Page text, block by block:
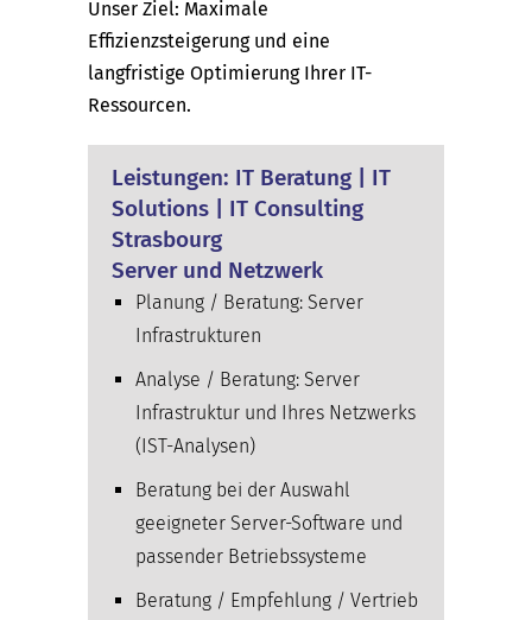
Unser Ziel: Maximale
Effizienzsteigerung und eine
langfristige Optimierung Ihrer IT-
Ressourcen.
Leistungen: IT Beratung | IT
Solutions | IT Consulting
Strasbourg
Server und Netzwerk
Planung / Beratung: Server
Infrastrukturen
Analyse / Beratung: Server
Infrastruktur und Ihres Netzwerks
(IST-Analysen)
Beratung bei der Auswahl
geeigneter Server-Software und
passender Betriebssysteme
Beratung / Empfehlung / Vertrieb